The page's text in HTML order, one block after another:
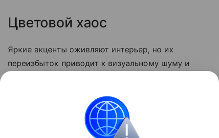
Цветовой хаос
Яркие акценты оживляют интерьер, но их
переизбыток приводит к визуальному шуму и
декоративных элементов, чтобы создать стильный
и целостный образ.